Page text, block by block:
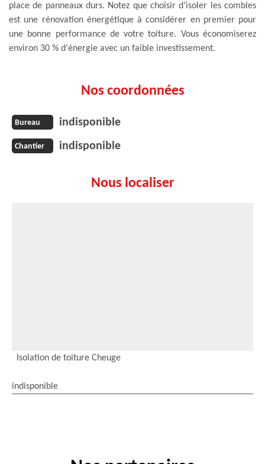
place de panneaux durs. Notez que choisir d’isoler les combles
est une rénovation énergétique à considérer en premier pour
une bonne performance de votre toiture. Vous économiserez
environ 30 % d'énergie avec un faible investissement.
Nos coordonnées
Bureau indisponible
Chantier indisponible
Nous localiser
Isolation de toiture Cheuge
indisponible